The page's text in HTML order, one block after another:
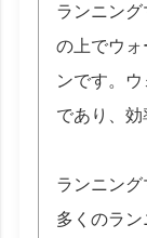
ランニン
の上でウ
ンです。
であり、効
ランニング
多くのラ